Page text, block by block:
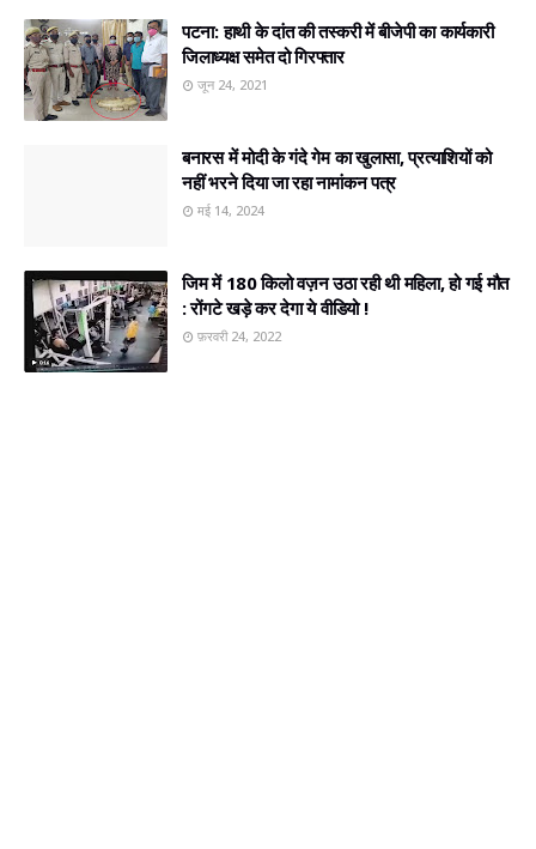
पटना: हाथी के दांत की तस्करी में बीजेपी का कार्यकारी
जिलाध्यक्ष समेत दो गिरफ्तार
जून 24, 2021
बनारस में मोदी के गंदे गेम का खुलासा, प्रत्‍याशियों को
नहीं भरने दिया जा रहा नामांकन पत्र
मई 14, 2024
जिम में 180 किलो वज़न उठा रही थी महिला, हो गई मौत
: रोंगटे खड़े कर देगा ये वीडियो !
फ़रवरी 24, 2022